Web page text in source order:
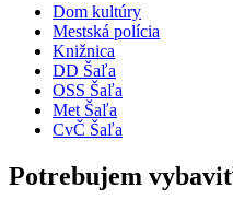
Dom kultúry
Mestská polícia
Knižnica
DD Šaľa
OSS Šaľa
Met Šaľa
CvČ Šaľa
Potrebujem